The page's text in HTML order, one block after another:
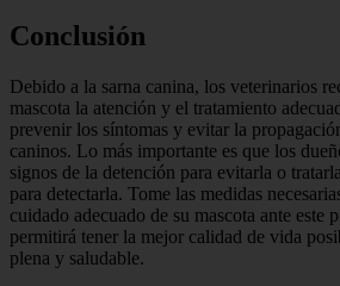
Conclusión
Debido a la sarna canina, los veterinarios
mascota la atención y el tratamiento
prevenir los síntomas y evitar la
caninos. Lo más importante es que los
signos de la detención para evitarla o
para detectarla. Tome las medidas
cuidado adecuado de su mascota ante este
permitirá tener la mejor calidad de vida
plena y saludable.